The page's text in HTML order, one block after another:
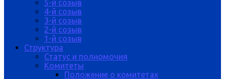
5-й созыв
4-й созыв
3-й созыв
2-й созыв
1-й созыв
Структура
Статус и полномочия
Комитеты
Положение о комитетах